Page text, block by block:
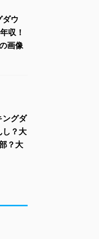
ダウ
収！
画像
ングダ
し？大
？大